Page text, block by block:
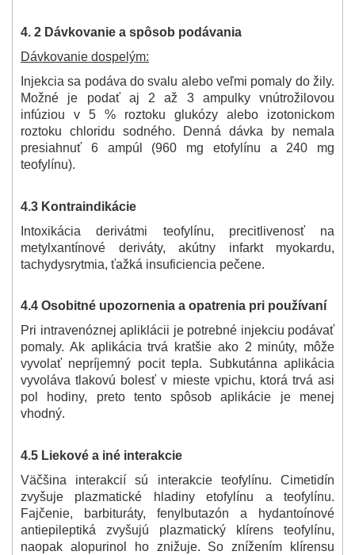
4. 2 Dávkovanie a spôsob podávania
Dávkovanie dospelým:
Injekcia sa podáva do svalu alebo veľmi pomaly do žily.
Možné je podať aj 2 až 3 ampulky vnútrožilovou
infúziou v 5 % roztoku glukózy alebo izotonickom
roztoku chloridu sodného. Denná dávka by nemala
presiahnuť 6 ampúl (960 mg etofylínu a 240 mg
teofylínu).
4.3 Kontraindikácie
Intoxikácia derivátmi teofylínu, precitlivenosť na
metylxantínové deriváty, akútny infarkt myokardu,
tachydysrytmia, ťažká insuficiencia pečene.
4.4 Osobitné upozornenia a opatrenia pri používaní
Pri intravenóznej apliklácii je potrebné injekciu podávať
pomaly. Ak aplikácia trvá kratšie ako 2 minúty, môže
vyvolať nepríjemný pocit tepla. Subkutánna aplikácia
vyvoláva tlakovú bolesť v mieste vpichu, ktorá trvá asi
pol hodiny, preto tento spôsob aplikácie je menej
vhodný.
4.5 Liekové a iné interakcie
Väčšina interakcií sú interakcie teofylínu. Cimetidín
zvyšuje plazmatické hladiny etofylínu a teofylínu.
Fajčenie, barbituráty, fenylbutazón a hydantoínové
antiepileptiká zvyšujú plazmatický klírens teofylínu,
naopak alopurinol ho znižuje. So znížením klírensu